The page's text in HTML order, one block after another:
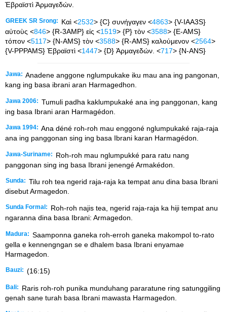
Ἑβραϊστὶ Ἁρμαγεδών.
GREEK SR Srong: Καὶ <2532> {C} συνήγαγεν <4863> {V-IAA3S}
αὐτοὺς <846> {R-3AMP} εἰς <1519> {P} τὸν <3588> {E-AMS}
τόπον <5117> {N-AMS} τὸν <3588> {R-AMS} καλούμενον <2564>
{V-PPPAMS} Ἑβραϊστὶ <1447> {D} Ἁρμαγεδών. <717> {N-ANS}
Jawa: Anadene anggone nglumpukake iku mau ana ing pangonan,
kang ing basa ibrani aran Harmagedhon.
Jawa 2006: Tumuli padha kaklumpukaké ana ing panggonan, kang
ing basa Ibrani aran Harmagédon.
Jawa 1994: Ana déné roh-roh mau enggoné nglumpukaké raja-raja
ana ing panggonan sing ing basa Ibrani karan Harmagédon.
Jawa-Suriname:
Roh-roh mau nglumpukké para ratu nang
panggonan sing ing basa Ibrani jenengé Armakédon.
Sunda: Tilu roh tea ngerid raja-raja ka tempat anu dina basa Ibrani
disebut Armagedon.
Sunda Formal:
Roh-roh najis tea, ngerid raja-raja ka hiji tempat anu
ngaranna dina basa Ibrani: Armagedon.
Madura: Saamponna ganeka roh-erroh ganeka makompol to-rato
gella e kennengngan se e dhalem basa Ibrani enyamae
Harmagedon.
Bauzi: (16:15)
Bali:
Raris roh-roh punika munduhang pararatune ring satunggiling
genah sane turah basa Ibrani mawasta Harmagedon.